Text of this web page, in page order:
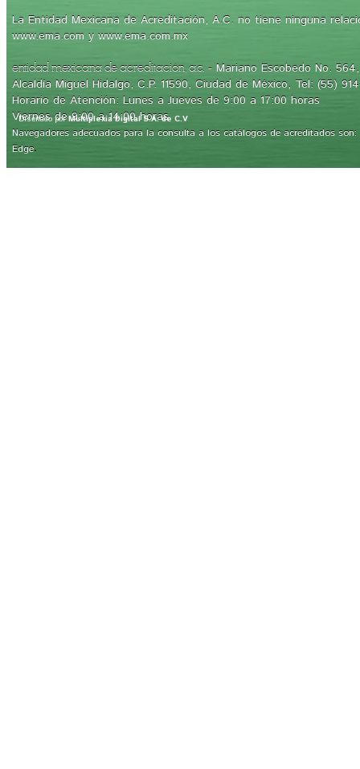
La Entidad Mexicana de Acreditación, A.C. no tiene ninguna
www.ema.com y www.ema.com.mx
entidad mexicana de acreditación, a.c. - Mariano Escobedo No.
Alcaldía Miguel Hidalgo, C.P. 11590, Ciudad de México, Tel: (55)
Horario de Atención: Lunes a Jueves de 9:00 a 17:00 horas
Viernes de 9:00 a 14:00 horas
Navegadores adecuados para la consulta a los catálogos de acreditados
Edge.
Diseñado porMultiplexia Digital S.A. de C.V